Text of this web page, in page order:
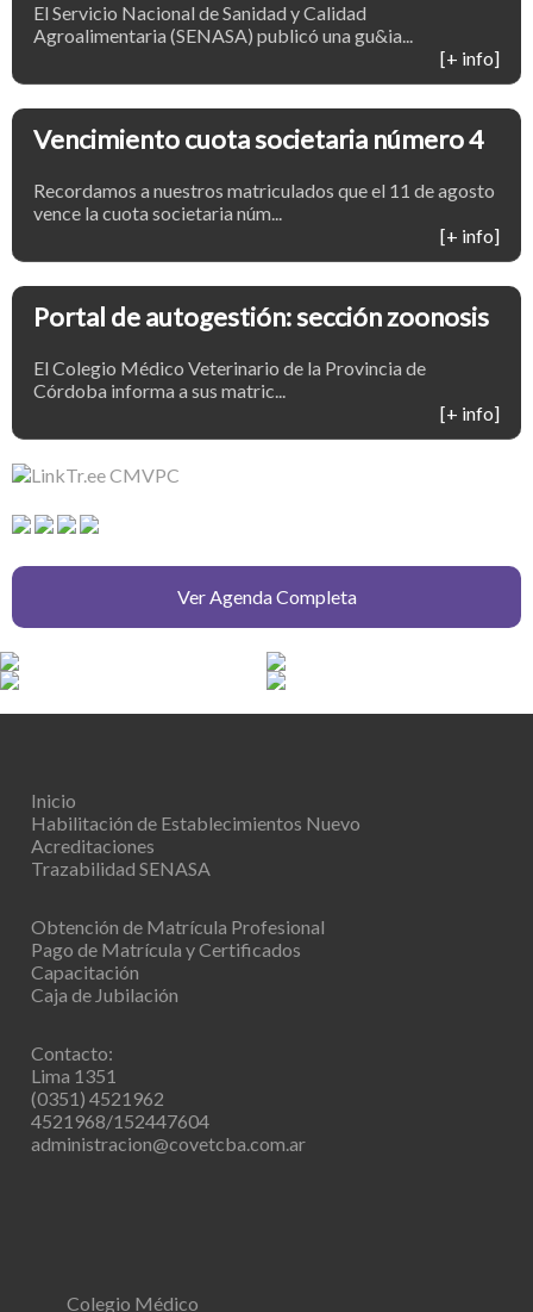
El Servicio Nacional de Sanidad y Calidad
Agroalimentaria (SENASA) publicó una gu&ia...
[+ info]
Vencimiento cuota societaria número 4
Recordamos a nuestros matriculados que el 11 de agosto
vence la cuota societaria núm...
[+ info]
Portal de autogestión: sección zoonosis
El Colegio Médico Veterinario de la Provincia de
Córdoba informa a sus matric...
[+ info]
Ver Agenda Completa
Inicio
Habilitación de Establecimientos Nuevo
Acreditaciones
Trazabilidad SENASA
Obtención de Matrícula Profesional
Pago de Matrícula y Certificados
Capacitación
Caja de Jubilación
Contacto:
Lima 1351
(0351) 4521962
4521968/152447604
administracion@covetcba.com.ar
Colegio Médico